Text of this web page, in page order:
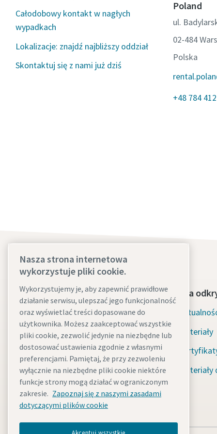
Całodobowy kontakt w nagłych
wypadkach
Lokalizacje: znajdź najbliższy oddział
Skontaktuj się z nami już dziś
Poland
ul.
02-484
Polska
+48 784
Skontaktuj się z nami już dziś
Pomoc w razie awarii — 24/7
Nasze usługi
Flota
Branże
Dlaczego wynajem?
Sekcja
Materiały
Nasza strona internetowa
wykorzystuje pliki cookie.
Wykorzystujemy je, aby zapewnić prawidłowe
działanie serwisu, ulepszać jego funkcjonalność
oraz wyświetlać treści dopasowane do
użytkownika. Możesz zaakceptować wszystkie
pliki cookie, zezwolić jedynie na niezbędne lub
dostosować ustawienia zgodnie z własnymi
preferencjami. Pamiętaj, że przy zezwoleniu
wyłącznie na niezbędne pliki cookie niektóre
funkcje strony mogą działać w ograniczonym
zakresie. Zapoznaj się z naszymi zasadami
dotyczącymi plików cookie